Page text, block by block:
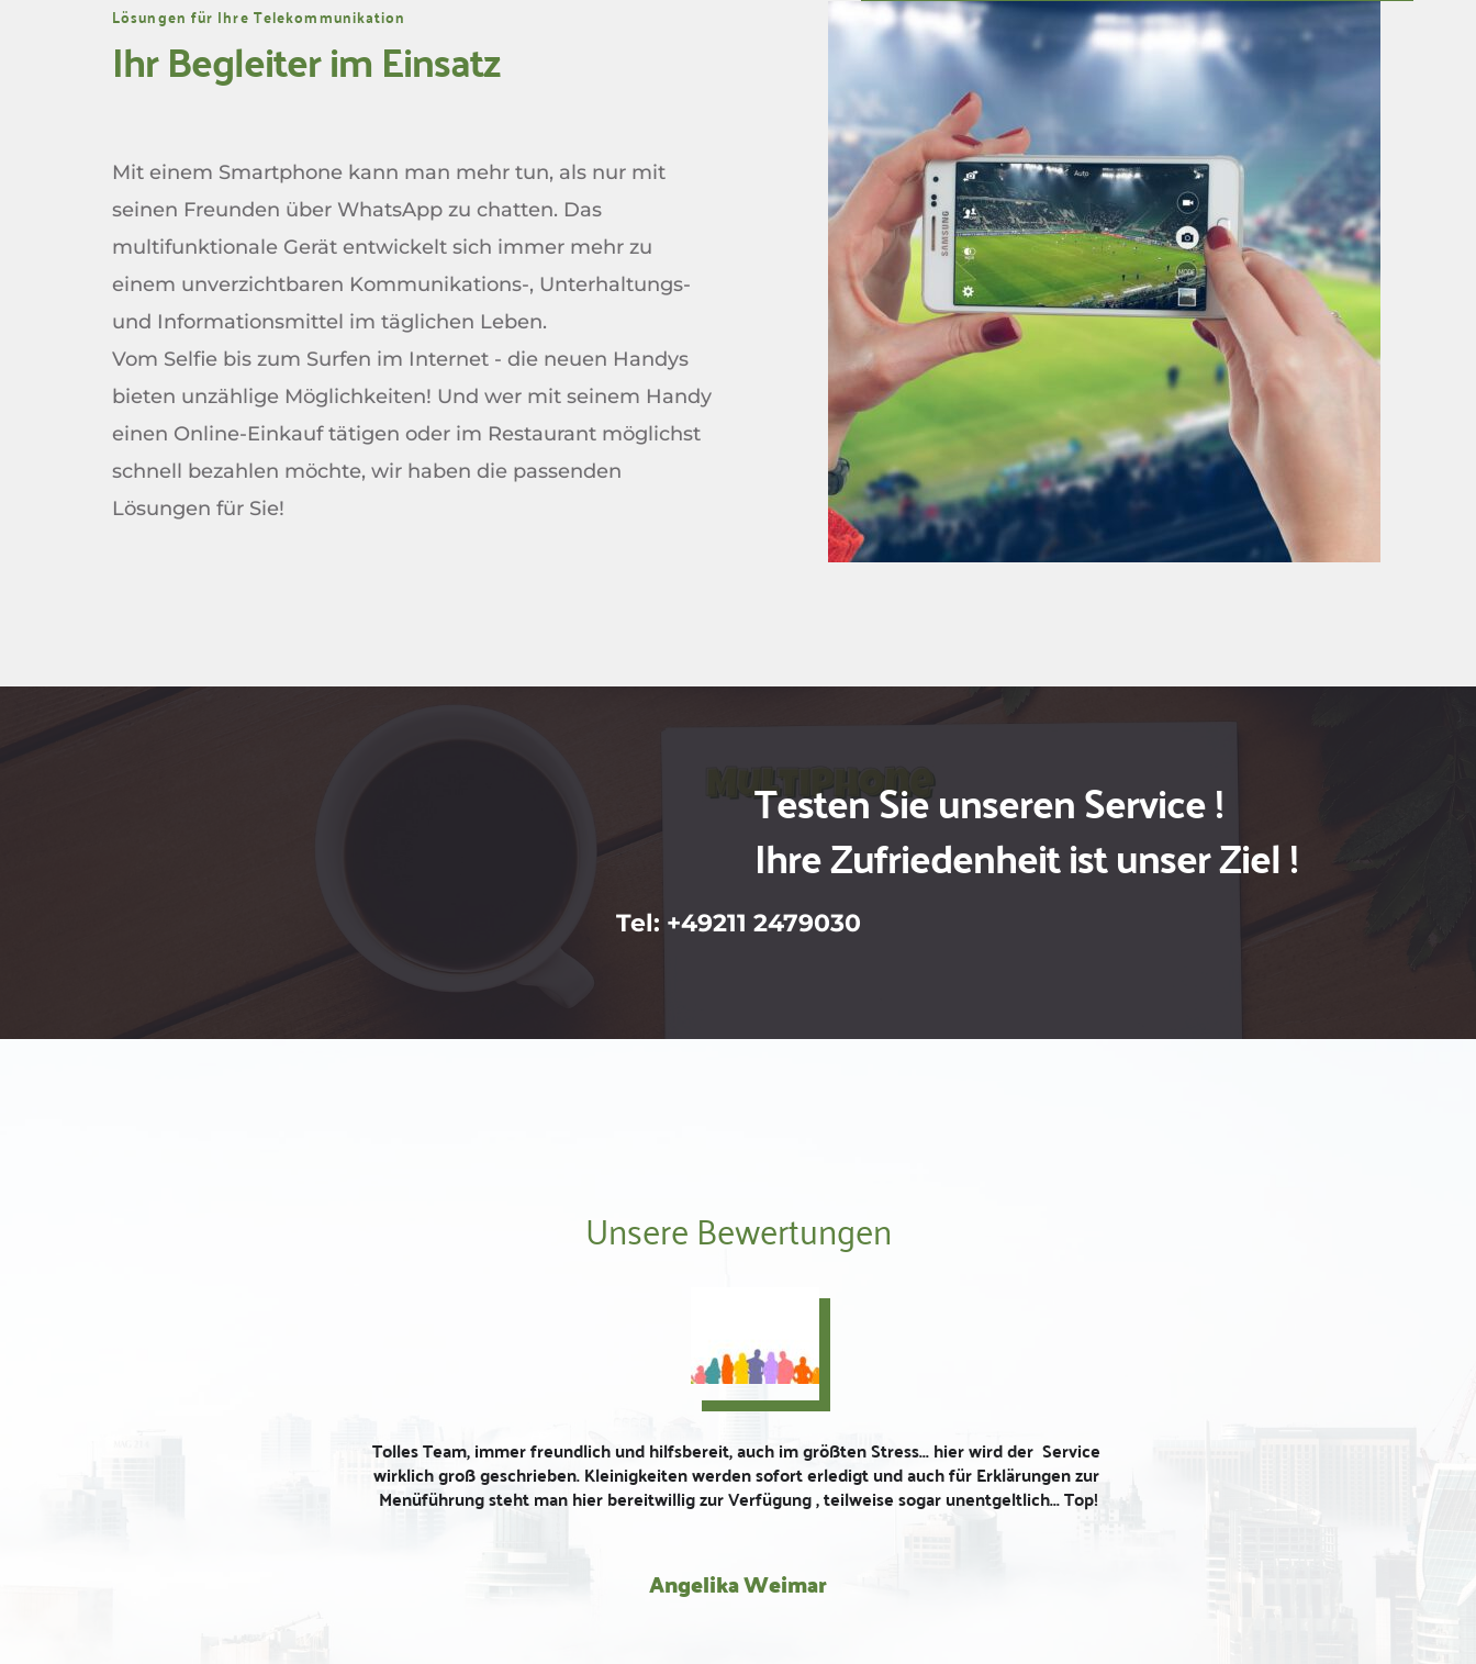
Lösungen für Ihre Telekommunikation
Ihr Begleiter im Einsatz
Mit einem Smartphone kann man mehr tun, als nur mit
seinen Freunden über WhatsApp zu chatten. Das
multifunktionale Gerät entwickelt sich immer mehr zu
einem unverzichtbaren Kommunikations-, Unterhaltungs-
und Informationsmittel im täglichen Leben.
Vom Selfie bis zum Surfen im Internet - die neuen Handys
bieten unzählige Möglichkeiten! Und wer mit seinem Handy
einen Online-Einkauf tätigen oder im Restaurant möglichst
schnell bezahlen möchte, wir haben die passenden
Lösungen für Sie!
Testen Sie unseren Service !
Ihre Zufriedenheit ist unser Ziel !
Tel: +49211 2479030
BESSER GEHT NICHT!! Heute morgen war mein I Phone weiß- nur der Apfel war zu sehen-
Softwareaktuallisierung über Nacht!? Alles was ich versuchte, scheiterte. Es sah wirklich nicht gut
aus, die Herren versuchten alles um meine Daten zu retten.... dann....nach 2 Stunden absoluter
Konzentration und Einsatzbereitschaft im Shop läuft mein IPhone wieder! Überall anders hätte ich
mein IPhone dort lassen müssen! Mein Wochenende ist gerettet!  DANKE-Super professionell,